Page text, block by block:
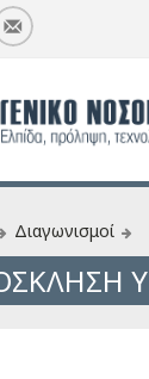
Διαγωνισμοί